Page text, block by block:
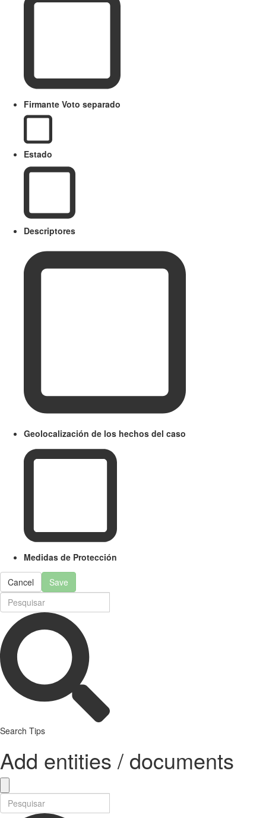
Firmante Voto separado
Estado
Descriptores
Geolocalización de los hechos del caso
Medidas de Protección
Cancel Save
Search Tips
Add entities / documents